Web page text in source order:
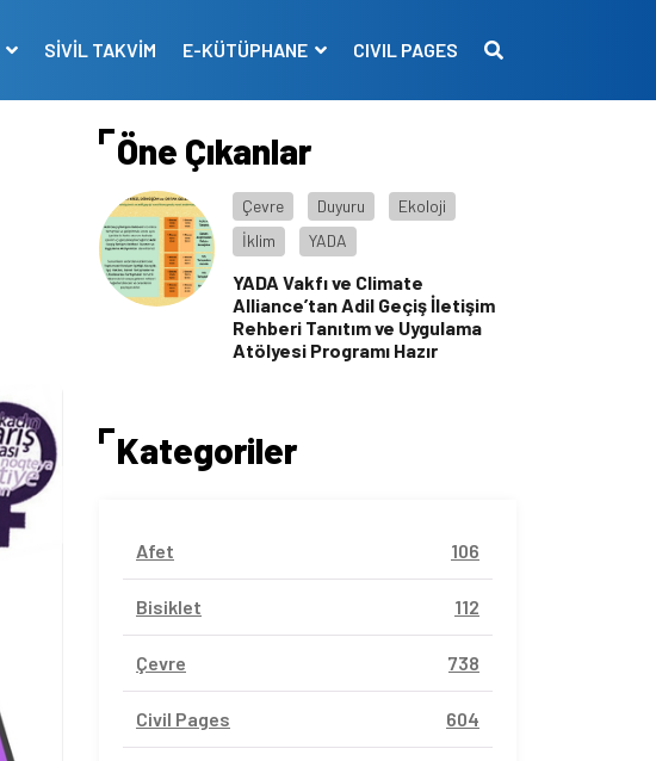
SİVİL TAKVİM E-KÜTÜPHANE CIVIL PAGES
Öne Çıkanlar
Çevre Duyuru
Ekoloji
İklim
YADA
YADA Vakfı ve Climate
Alliance’tan Adil Geçiş İletişim
Rehberi Tanıtım ve Uygulama
Atölyesi Programı Hazır
Kategoriler
Afet 106
Bisiklet 112
Çevre 738
Civil Pages 604